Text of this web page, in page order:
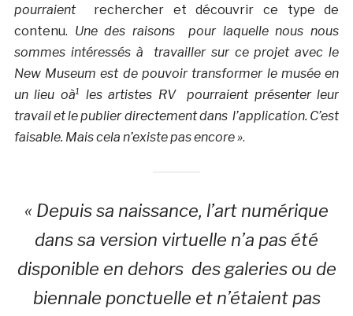
pourraient rechercher et découvrir ce type de
contenu. Une des raisons pour laquelle nous nous
sommes intéressés à travailler sur ce projet avec le
New Museum est de pouvoir transformer le musée en
un lieu oà¹ les artistes RV pourraient présenter leur
travail et le publier directement dans l’application. C’est
faisable. Mais cela n’existe pas encore ».
« Depuis sa naissance, l’art numérique
dans sa version virtuelle n’a pas été
disponible en dehors des galeries ou de
biennale ponctuelle et n’étaient pas